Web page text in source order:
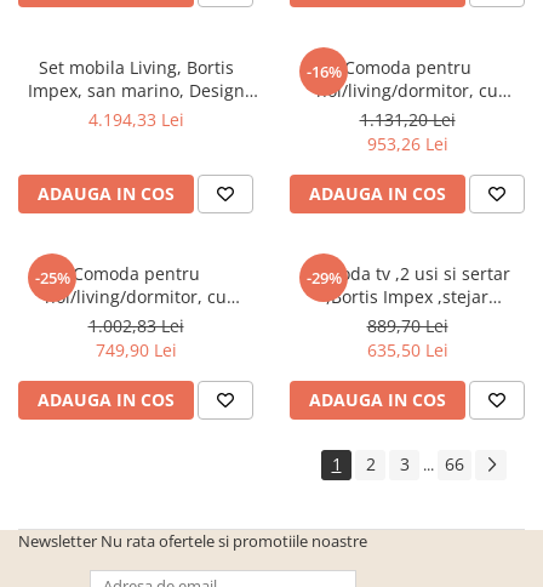
Set mobila Living, Bortis
Impex, san marino, Design
elegant, 300 x 200 cm
4.194,33 Lei
ADAUGA IN COS
-16%Comoda pentru
hol/living/dormitor, cu
sertare, stejar sonoma/alb
,123x85x34 cm,Bortis Impex
1.131,20 Lei
953,26 Lei
ADAUGA IN COS
-25%Comoda pentru
hol/living/dormitor, cu
sertare, prun,106x75x35
cm,Bortis Impex
1.002,83 Lei
749,90 Lei
ADAUGA IN COS
-29%
Comoda tv ,2 usi si sertar
,Bortis Impex ,stejar
sonoma/alb
889,70 Lei
635,50 Lei
ADAUGA IN COS
1 2 3 ... 66
Newsletter Nu rata ofertele si promotiile noastre